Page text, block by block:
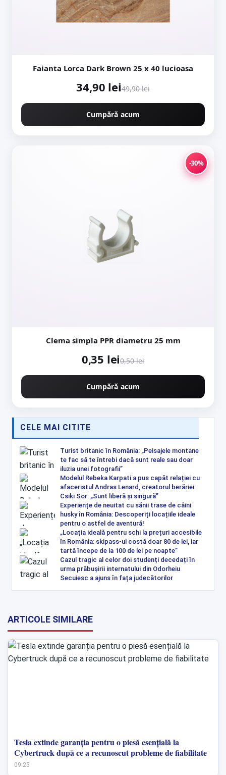
Faianta Lorca Dark Brown 25 x 40 lucioasa
34,90 lei49,90 lei
Cumpără acum
-30%
Clema simpla PPR diametru 25 mm
0,35 lei0,50 lei
Cumpără acum
CELE MAI CITITE
Turist britanic în România: „Peisajele montane
te fac să te întrebi dacă sunt reale sau doar
iluzia unei fotografii”
Modelul Rebeka Karpati a pus capăt relației cu
afaceristul Andras Lenard, creatorul berăriei
Csiki Sor: „Sunt liberă și singură”
Experiențe de neuitat cu sănii trase de câini
husky în România: Descoperiți locațiile ideale
pentru o astfel de aventură!
„Locația ideală pentru schi la prețuri accesibile
în România: skipass-ul costă doar 80 de lei, iar
tartă începe de la 100 de lei pe noapte”
Cazul tragic al celor doi studenți decedați în
urma prăbușirii internatului din Odorheiu
Secuiesc a ajuns în fața judecătorilor
ARTICOLE SIMILARE
Tesla extinde garanția pentru o piesă esențială la
Cybertruck după ce a recunoscut probleme de fiabilitate
09:25